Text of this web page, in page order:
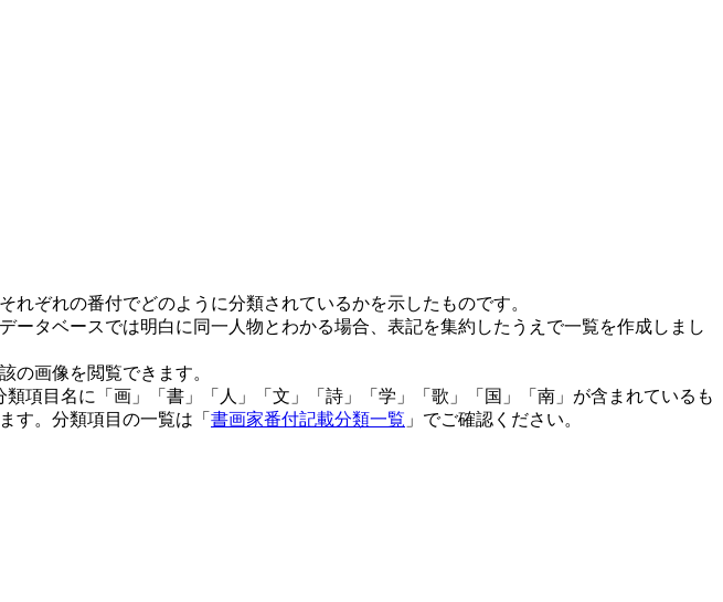
れぞれの番付でどのように分類されているかを示したものです。
タベースでは明白に同一人物とわかる場合、表記を集約したうえで一覧を作成しまし
の画像を閲覧できます。
項目名に「画」「書」「人」「文」「詩」「学」「歌」「国」「南」が含まれているも
す。分類項目の一覧は「 書画家番付記載分類一覧 」でご確認ください。